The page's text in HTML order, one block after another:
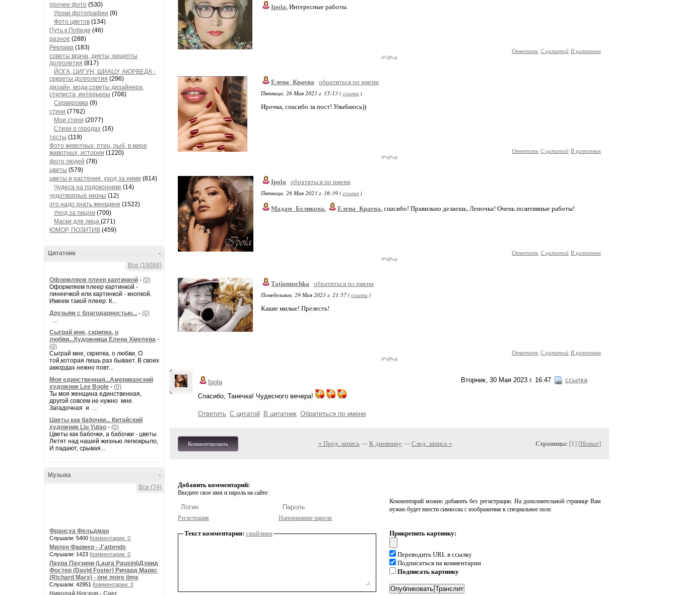
прочее фото (530)
Уроки фотографии (9)
Фото цветов (134)
Путь к Победе (46)
разное (288)
Реклама (183)
советы врача, диеты, рецепты
долголетия (817)
ЙОГА, ЦИГУН, ШИАЦУ, АЮРВЕДА -
секреты долголетия (296)
дизайн, мода,советы дизайнера,
стилиста, интерьеры (708)
Сервировка (9)
стихи (7762)
Мои стихи (2077)
Стихи о городах (16)
тесты (119)
Фото животных, птиц, рыб, в мире
животных, истории (1220)
фото людей (78)
цветы (579)
цветы и растения, уход за ними (814)
Чудеса на подоконнике (14)
чудотворные иконы (12)
это надо знать женщине (1522)
Уход за лицом (700)
Маски для лица (271)
ЮМОР, ПОЗИТИВ (459)
-
Цитатник
Все (19088)
Оформляем плеер картинкой - (0)
Оформляем плеер картинкой -
линеечкой или картинкой - кнопкой.
Имеем такой плеер: К...
Друзьям с благодарностью... - (0)
...
Сыграй мне, скрипка, о
любви...Художница Елена Хмелева -
(0)
Сыграй мне, скрипка, о любви, О
той,которая лишь раз бывает. В своих
аккордах нежно повт...
Моя единственная...Американский
художник Lee Bogle - (0)
Ты моя женщина единственная,
другой совсем не нужно мне.
Загадочная и ...
Цветы как бабочки... Китайский
художник Liu Yutao - (0)
Цветы как бабочки, а бабочки - цветы
Летят над нашей жизнью легкокрыло,
И падают, срывая...
-
Музыка
Все (74)
Франсуа Фельдман
Слушали: 5400 Комментарии: 0
Милен Фармер - J'attends
Слушали: 1423 Комментарии: 0
Лаура Паузини (Laura Pausini)Дэвид
Фостер (David Foster) Ричард Маркс
(Richard Marx) - one more time
Слушали: 42951 Комментарии: 0
Николай Носков - Снег
Ipola, Интересные работы.
Ответить С цитатой В цитатник
Елена_Краева
обратиться по имени
Пятница, 26 Мая 2023 г. 15:13 (ссылка )
Ирочка, спасибо за пост! Улыбаюсь))
Ответить С цитатой В цитатник
Ipola
обратиться по имени
Пятница, 26 Мая 2023 г. 16:39 (ссылка )
Мадам_Беликова, Елена_Краева, спасибо! Правильно делаешь, Леночка! Очень позитивные работы!
Ответить С цитатой В цитатник
Tatjanuschka
обратиться по имени
Понедельник, 29 Мая 2023 г. 21:57 (ссылка )
Какие милые! Прелесть!
Ответить С цитатой В цитатник
Вторник, 30 Мая 2023 г. 16:47 ссылка
Ipola
Спасибо, Танечка! Чудесного вечера!
Ответить С цитатой В цитатник Обратиться по имени
Комментировать « Пред. запись— К дневнику — След. запись » Страницы: [1] [Новые]
Добавить комментарий:
Введите свое имя и пароль на сайте:
Регистрация Напоминание пароля
Комментарий можно добавить без регистрации. На дополнительной странице Вам
нужно будет ввести символы с изображения в специальное поле.
Текст комментария: смайлики Прикрепить картинку:
Переводить URL в ссылку
Подписаться на комментарии
Подписать картинку